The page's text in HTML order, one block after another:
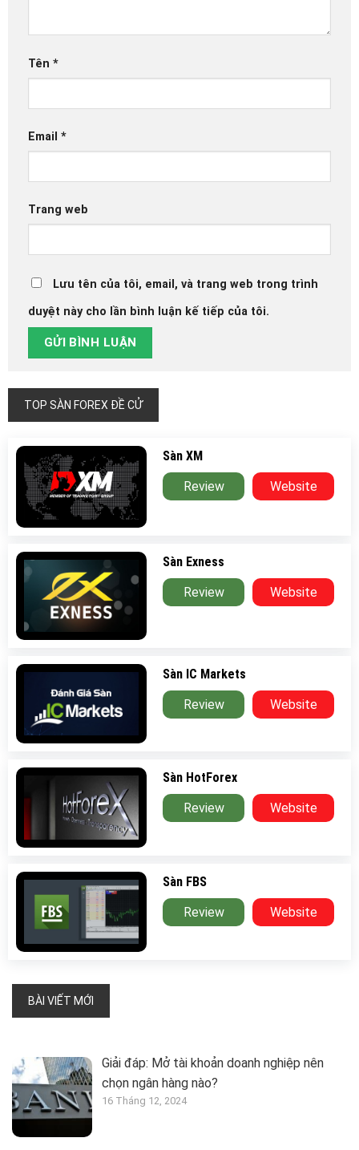
Tên *
Email *
Trang web
Lưu tên của tôi, email, và trang web trong trình
duyệt này cho lần bình luận kế tiếp của tôi.
TOP SÀN FOREX ĐỀ CỬ
Sàn XM
Review
Website
Sàn Exness
Review
Website
Sàn IC Markets
Review
Website
Sàn HotForex
Review
Website
Sàn FBS
Review
Website
BÀI VIẾT MỚI
Giải đáp: Mở tài khoản doanh nghiệp nên
chọn ngân hàng nào?
16 Tháng 12, 2024